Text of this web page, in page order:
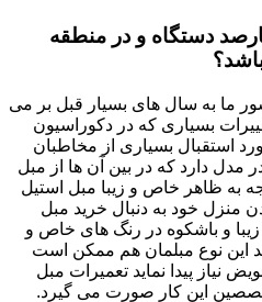
دستگاه و در منطقه
ما به سال های بسیار قبل بر می
بسیاری که در دکوراسیون
استقبال بسیاری از مخاطبان
مدل دارد که در بین آن ها از مبل
به ظاهر خاص و زیبا مبل استیل
منزل خود به دنبال خرید مبل
زیبا و باشکوه در رنگ های خاص و
این نوع مبلمان هم ممکن است
نیاز پیدا نماید تعمیرات مبل
این کار صورت می گیرد.